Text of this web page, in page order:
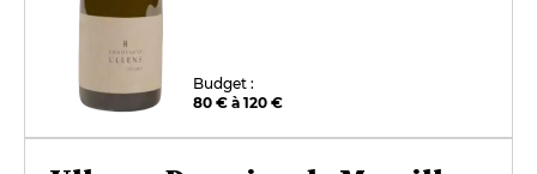
Budget :
80 € à 120 €